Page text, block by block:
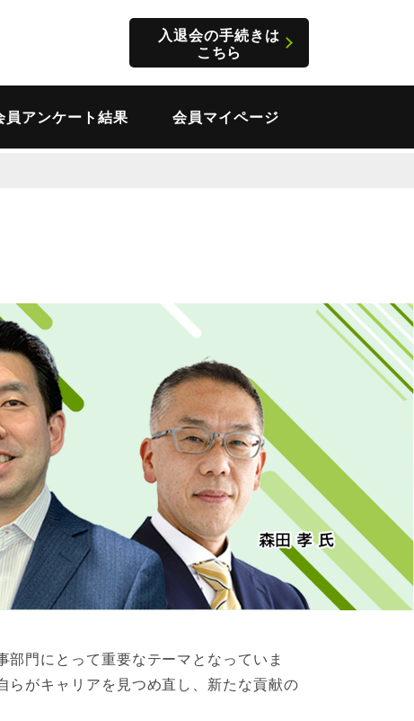
入退会の手続きは
こちら
員アンケート結果 会員マイページ
門にとって重要なテーマとなっていま
がキャリアを見つめ直し、新たな貢献の